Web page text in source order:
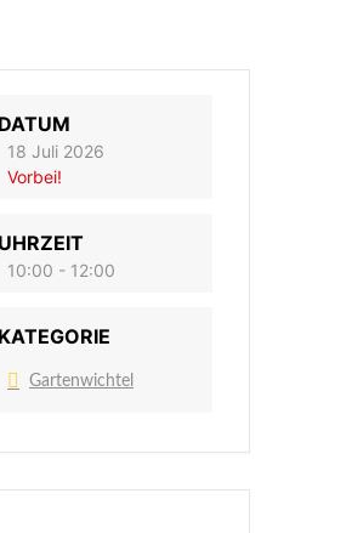
DATUM
18 Juli 2026
Vorbei!
UHRZEIT
10:00 - 12:00
KATEGORIE
Gartenwichtel